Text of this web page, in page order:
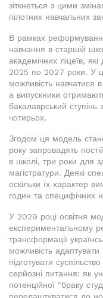
зіткнеться з цими
пілотних навчальних
В рамках
навчання в старшій
академічних ліцеїв,
2025 по 2027 роки. У
можливість навчатися
а випускники
бакалаврський ступінь
чотирьох.
Згодом ця модель
року запровадять
в школі, три роки для
магістратури. Деякі
оскільки їх характер
годин та специфічних
У 2029 році освітня
експериментальному
трансформації
можливість адаптувати
підготувати
серйозні питання: як
потенційної "браку